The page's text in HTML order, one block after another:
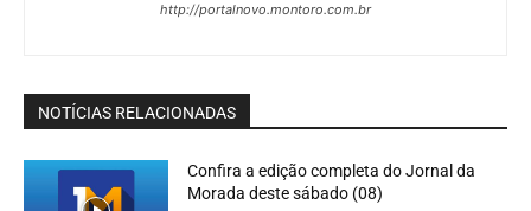
http://portalnovo.montoro.com.br
NOTÍCIAS RELACIONADAS
Confira a edição completa do Jornal da
Morada deste sábado (08)